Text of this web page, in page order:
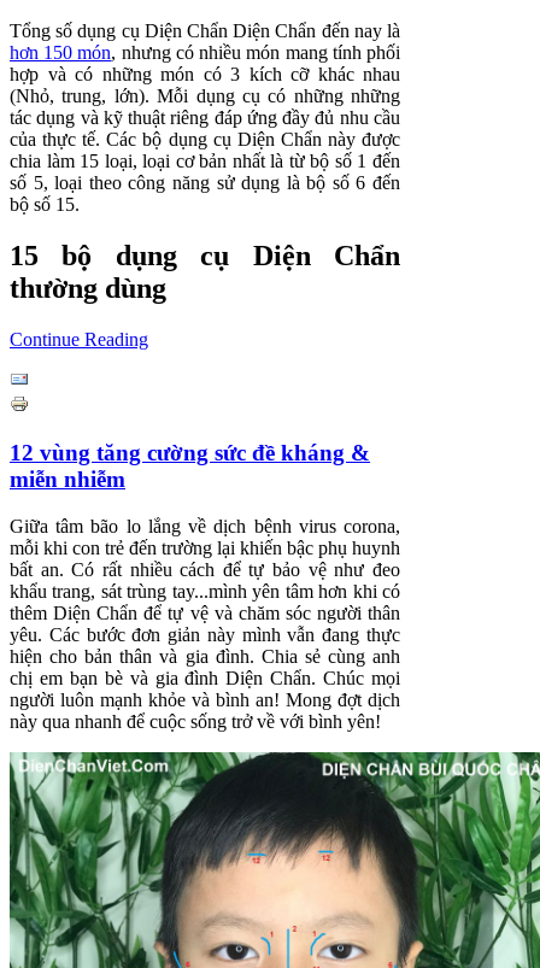
Tổng số dụng cụ Diện Chẩn Diện Chẩn đến nay là
hơn 150 món, nhưng có nhiều món mang tính phối
hợp và có những món có 3 kích cỡ khác nhau
(Nhỏ, trung, lớn). Mỗi dụng cụ có những những
tác dụng và kỹ thuật riêng đáp ứng đầy đủ nhu cầu
của thực tế. Các bộ dụng cụ Diện Chẩn này được
chia làm 15 loại, loại cơ bản nhất là từ bộ số 1 đến
số 5, loại theo công năng sử dụng là bộ số 6 đến
bộ số 15.
15 bộ dụng cụ Diện Chẩn
thường dùng
Continue Reading
12 vùng tăng cường sức đề kháng &
miễn nhiễm
Giữa tâm bão lo lắng về dịch bệnh virus corona,
mỗi khi con trẻ đến trường lại khiến bậc phụ huynh
bất an. Có rất nhiều cách để tự bảo vệ như đeo
khẩu trang, sát trùng tay...mình yên tâm hơn khi có
thêm Diện Chẩn để tự vệ và chăm sóc người thân
yêu. Các bước đơn giản này mình vẫn đang thực
hiện cho bản thân và gia đình. Chia sẻ cùng anh
chị em bạn bè và gia đình Diện Chẩn. Chúc mọi
người luôn mạnh khỏe và bình an! Mong đợt dịch
này qua nhanh để cuộc sống trở về với bình yên!